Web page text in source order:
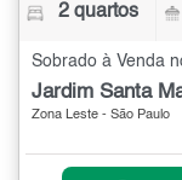
2 quartos
Sobrado à Venda
Jardim Santa
Zona Leste - São Paulo